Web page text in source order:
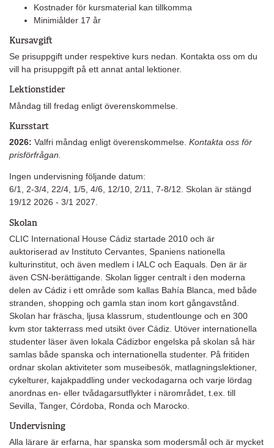
Kostnader för kursmaterial kan tillkomma
Minimiålder 17 år
Kursavgift
Se prisuppgift under respektive kurs nedan. Kontakta oss om du
vill ha prisuppgift på ett annat antal lektioner.
Lektionstider
Måndag till fredag enligt överenskommelse.
Kursstart
2026: Valfri måndag enligt överenskommelse. Kontakta oss för
prisförfrågan.
Ingen undervisning följande datum:
6/1, 2-3/4, 22/4, 1/5, 4/6, 12/10, 2/11, 7-8/12. Skolan är stängd
19/12 2026 - 3/1 2027.
Skolan
CLIC International House Cádiz startade 2010 och är
auktoriserad av Instituto Cervantes, Spaniens nationella
kulturinstitut, och även medlem i IALC och Eaquals. Den är är
även CSN-berättigande. Skolan ligger centralt i den moderna
delen av Cádiz i ett område som kallas Bahía Blanca, med både
stranden, shopping och gamla stan inom kort gångavstånd.
Skolan har fräscha, ljusa klassrum, studentlounge och en 300
kvm stor takterrass med utsikt över Cádiz. Utöver internationella
studenter läser även lokala Cádizbor engelska på skolan så här
samlas både spanska och internationella studenter. På fritiden
ordnar skolan aktiviteter som museibesök, matlagningslektioner,
cykelturer, kajakpaddling under veckodagarna och varje lördag
anordnas en- eller tvådagarsutflykter i närområdet, t.ex. till
Sevilla, Tanger, Córdoba, Ronda och Marocko.
Undervisning
Alla lärare är erfarna, har spanska som modersmål och är mycket